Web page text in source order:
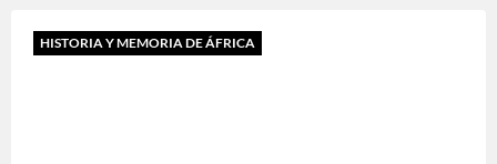
HISTORIA Y MEMORIA DE ÁFRICA